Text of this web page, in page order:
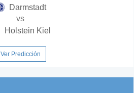
Darmstadt
vs
Holstein Kiel
Ver Predicción